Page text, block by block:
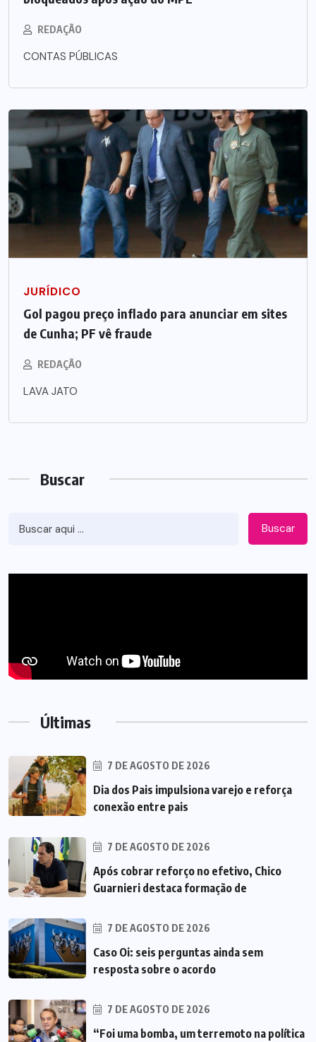
REDAÇÃO
CONTAS PÚBLICAS
JURÍDICO
Gol pagou preço inflado para anunciar em sites
de Cunha; PF vê fraude
REDAÇÃO
LAVA JATO
Buscar
Buscar
Últimas
7 DE AGOSTO DE 2026
Dia dos Pais impulsiona varejo e reforça
conexão entre pais
7 DE AGOSTO DE 2026
Após cobrar reforço no efetivo, Chico
Guarnieri destaca formação de
7 DE AGOSTO DE 2026
Caso Oi: seis perguntas ainda sem
resposta sobre o acordo
7 DE AGOSTO DE 2026
“Foi uma bomba, um terremoto na política